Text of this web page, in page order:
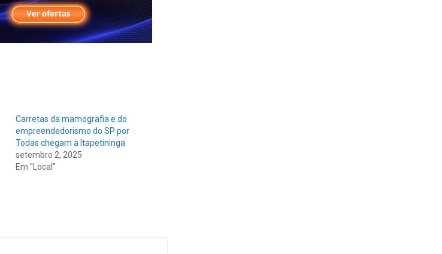
Carretas da mamografia e do
empreendedorismo do SP por
Todas chegam a Itapetininga
setembro 2, 2025
Em "Local"